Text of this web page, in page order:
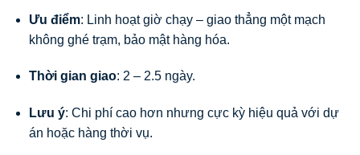
Ưu điểm: Linh hoạt giờ chạy – giao thẳng một mạch
không ghé trạm, bảo mật hàng hóa.
Thời gian giao: 2 – 2.5 ngày.
Lưu ý: Chi phí cao hơn nhưng cực kỳ hiệu quả với dự
án hoặc hàng thời vụ.